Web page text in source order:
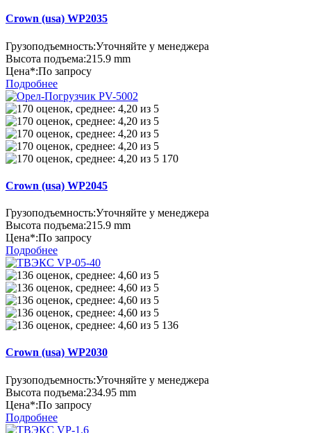
Crown (usa) WP2035
Грузоподъемность:Уточняйте у менеджера
Высота подъема:215.9 mm
Цена*:По запросу
Подробнее
170
Crown (usa) WP2045
Грузоподъемность:Уточняйте у менеджера
Высота подъема:215.9 mm
Цена*:По запросу
Подробнее
136
Crown (usa) WP2030
Грузоподъемность:Уточняйте у менеджера
Высота подъема:234.95 mm
Цена*:По запросу
Подробнее